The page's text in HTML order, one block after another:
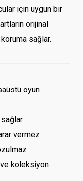
için uygun bir
orijinal
sağlar.
oyun
vermez
ve koleksiyon